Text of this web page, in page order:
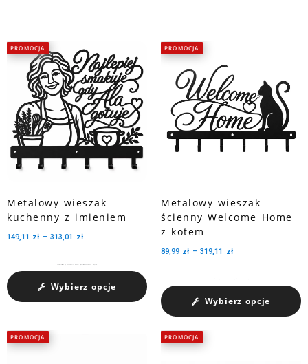
PROMOCJA
Metalowy wieszak
kuchenny z imieniem
149,11 zł – 313,01 zł
Wybierz opcje
PROMOCJA
Metalowy wieszak
ścienny Welcome Home
z kotem
89,99 zł – 319,11 zł
Wybierz opcje
PROMOCJA PROMOCJA